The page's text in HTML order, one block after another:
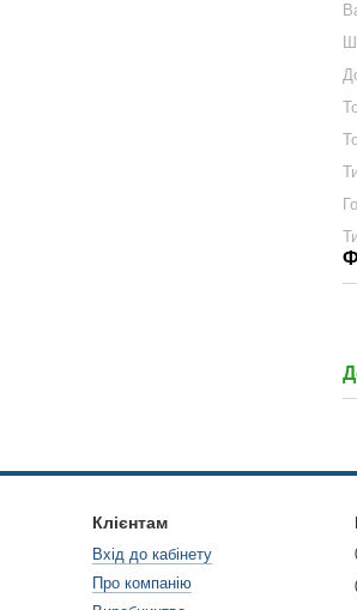
Клієнтам
Вхід до кабінету
Про компанію